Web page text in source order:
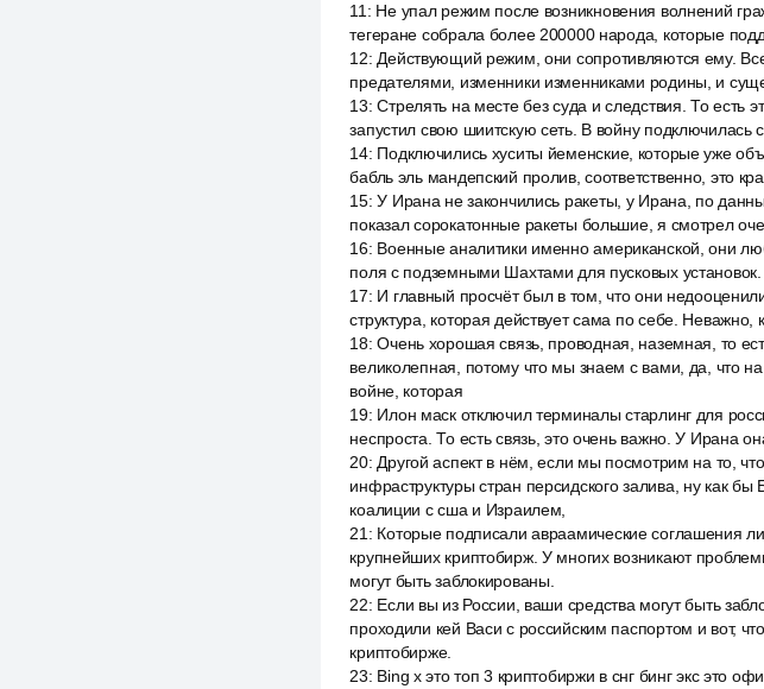
11 : Не упал режим после возникновения волнений
тегеране собрала более 200000 народа, которые
12: Действующий режим, они сопротивляются ему.
предателями, изменники изменниками родины, и
13:Стрелять на месте без суда и следствия. То есть
запустил свою шиитскую сеть. В войну подключилась
14: Подключились хуситы йеменские, которые уже
бабль эль мандепский пролив, соответственно, это
15:У Ирана не закончились ракеты, у Ирана, по
показал сорокатонные ракеты большие, я смотрел
16: Военные аналитики именно американской, они
поля с подземными Шахтами для пусковых
17: И главный просчёт был в том, что они
структура, которая действует сама по себе. Неважно,
18:Очень хорошая связь, проводная, наземная, то
великолепная, потому что мы знаем с вами, да, что
войне, которая
19: Илон маск отключил терминалы старлинг для
неспроста. То есть связь, это очень важно. У Ирана
20: Другой аспект в нём, если мы посмотрим на то,
инфраструктуры стран персидского залива, ну как
коалиции с сша и Израилем,
21 : Которые подписали авраамические соглашения
крупнейших криптобирж. У многих возникают
могут быть заблокированы.
22: Если вы из России, ваши средства могут быть
проходили кей Васи с российским паспортом и вот,
криптобирже.
23: Bing x это топ 3 криптобиржи в снг бинг экс это